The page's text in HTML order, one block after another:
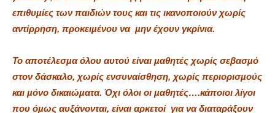
επιθυµίες των παιδιών τους και τις ικανοποιούν χωρίς
αντίρρηση, προκειµένου να µην έχουν γκρίνια.
Το αποτέλεσµα όλου αυτού είναι µαθητές χωρίς σεβασµό
στον δάσκαλο, χωρίς ενσυναίσθηση, χωρίς περιορισµούς
και µόνο δικαιώµατα. Όχι όλοι οι µαθητές….κάποιοι λίγοι
που όµως αυξάνονται, είναι αρκετοί για να διαταράξουν